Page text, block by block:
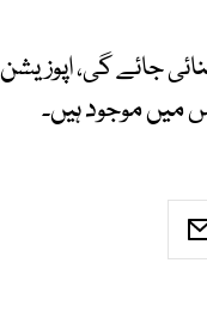
جائے گی، اپوزیشن
میں موجود ہیں۔